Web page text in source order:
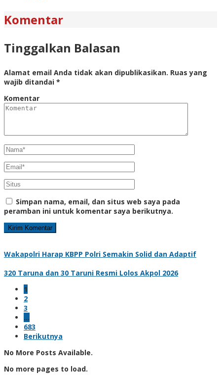
Komentar
Tinggalkan Balasan
Alamat email Anda tidak akan dipublikasikan. Ruas yang
wajib ditandai *
Komentar
Simpan nama, email, dan situs web saya pada
peramban ini untuk komentar saya berikutnya.
Wakapolri Harap KBPP Polri Semakin Solid dan Adaptif
320 Taruna dan 30 Taruni Resmi Lolos Akpol 2026
1
2
3
…
683
Berikutnya
No More Posts Available.
No more pages to load.